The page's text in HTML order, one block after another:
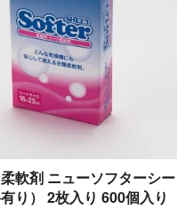
軟剤 ニューソフターシー
り） 2枚入り 600個入り